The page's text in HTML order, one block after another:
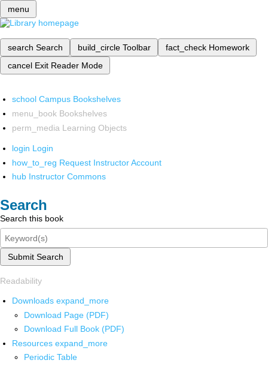
menu
search Search build_circle Toolbar fact_check Homework
cancel Exit Reader Mode
school Campus Bookshelves
menu_book Bookshelves
perm_media Learning Objects
login Login
how_to_reg Request Instructor Account
hub Instructor Commons
Search
Search this book
Submit Search
Readability
Downloads expand_more
Download Page (PDF)
Download Full Book (PDF)
Resources expand_more
Periodic Table